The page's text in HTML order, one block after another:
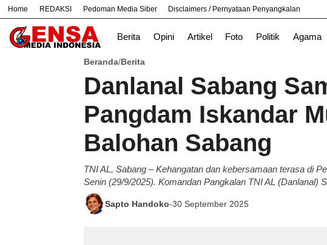
Home REDAKSI Pedoman Media Siber Disclaimers / Pernyataan Penyangkalan
Berita Opini Artikel Foto Politik Agama
# Bekasi Nasional News TNI
Beranda/Berita
Danlanal Sabang
Pangdam Iskandar
Balohan Sabang
TNI AL, Sabang – Kehangatan dan kebersamaan terasa di
Senin (29/9/2025). Komandan Pangkalan TNI AL (Danlanal)
Sapto Handoko-30 September 2025